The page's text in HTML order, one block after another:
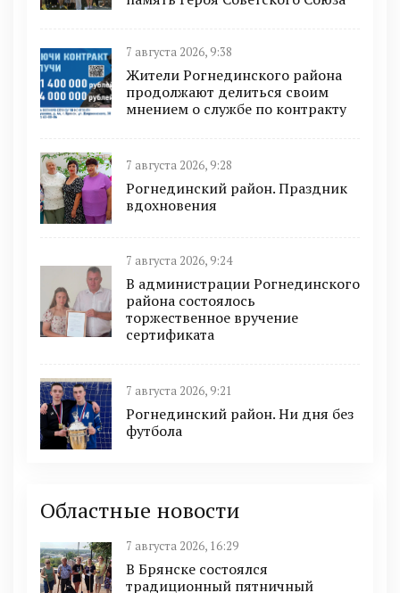
7 августа 2026, 9:38
Жители Рогнединского района
продолжают делиться своим
мнением о службе по контракту
7 августа 2026, 9:28
Рогнединский район. Праздник
вдохновения
7 августа 2026, 9:24
В администрации Рогнединского
района состоялось
торжественное вручение
сертификата
7 августа 2026, 9:21
Рогнединский район. Ни дня без
футбола
Областные новости
7 августа 2026, 16:29
В Брянске состоялся
традиционный пятничный